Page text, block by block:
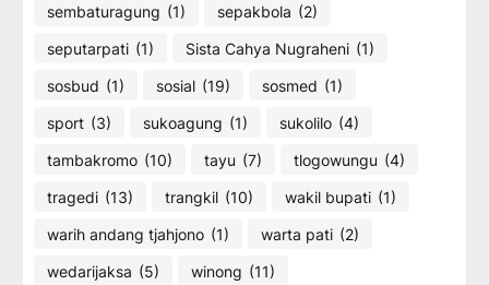
sembaturagung (1) sepakbola (2)
seputarpati (1) Sista Cahya Nugraheni (1)
sosbud (1) sosial (19) sosmed (1)
sport (3) sukoagung (1) sukolilo (4)
tambakromo (10) tayu (7) tlogowungu (4)
tragedi (13) trangkil (10) wakil bupati (1)
warih andang tjahjono (1) warta pati (2)
wedarijaksa (5) winong (11)